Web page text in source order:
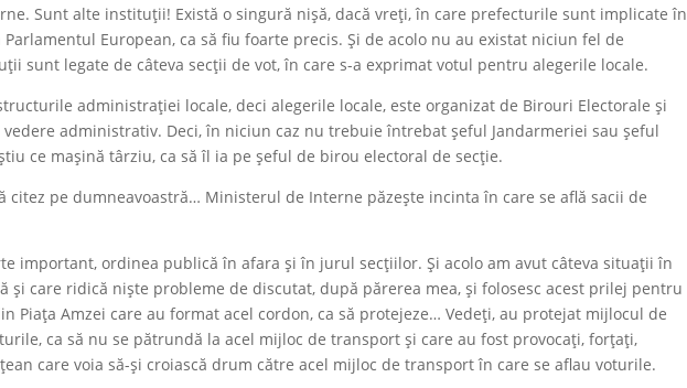
Sunt alte instituții! Există o singură nișă, dacă vreți, în care prefecturile sunt implicate în
European, ca să fiu foarte precis. Şi de acolo nu au existat niciun fel de
sunt legate de câteva secții de vot, în care s-a exprimat votul pentru alegerile locale.
administrației locale, deci alegerile locale, este organizat de Birouri Electorale și
administrativ. Deci, în niciun caz nu trebuie întrebat șeful Jandarmeriei sau șeful
ce mașină târziu, ca să îl ia pe şeful de birou electoral de secţie.
citez pe dumneavoastră… Ministerul de Interne păzește incinta în care se află sacii de
important, ordinea publică în afara și în jurul secțiilor. Şi acolo am avut câteva situații în
și care ridică niște probleme de discutat, după părerea mea, și folosesc acest prilej pentru
Piața Amzei care au format acel cordon, ca să protejeze… Vedeţi, au protejat mijlocul de
ca să nu se pătrundă la acel mijloc de transport și care au fost provocați, forțați,
care voia să-și croiască drum către acel mijloc de transport în care se aflau voturile.